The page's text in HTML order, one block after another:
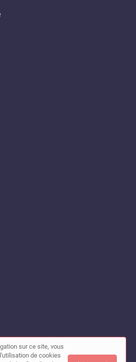
locales (Garance) 2026 |
sur ce site, vous
de cookies